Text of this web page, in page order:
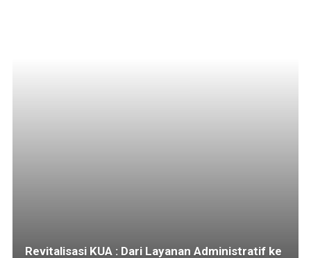
Revitalisasi KUA : Dari Layanan Administratif ke